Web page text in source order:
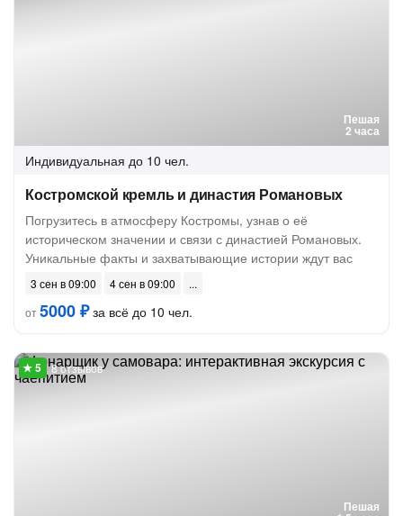
Пешая
2 часа
Индивидуальная до 10 чел.
Костромской кремль и династия Романовых
Погрузитесь в атмосферу Костромы, узнав о её
историческом значении и связи с династией Романовых.
Уникальные факты и захватывающие истории ждут вас
3 сен в 09:00
4 сен в 09:00
от5000 ₽за всё до 10 чел.
Пешая
8 отзывов